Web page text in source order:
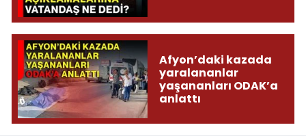
Afyon’daki kazada
yaralananlar
yaşananları ODAK’a
anlattı